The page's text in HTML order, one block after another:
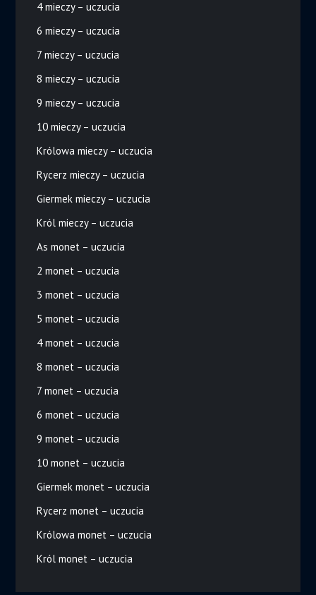
4 mieczy – uczucia
6 mieczy – uczucia
7 mieczy – uczucia
8 mieczy – uczucia
9 mieczy – uczucia
10 mieczy – uczucia
Królowa mieczy – uczucia
Rycerz mieczy – uczucia
Giermek mieczy – uczucia
Król mieczy – uczucia
As monet – uczucia
2 monet – uczucia
3 monet – uczucia
5 monet – uczucia
4 monet – uczucia
8 monet – uczucia
7 monet – uczucia
6 monet – uczucia
9 monet – uczucia
10 monet – uczucia
Giermek monet – uczucia
Rycerz monet – uczucia
Królowa monet – uczucia
Król monet – uczucia